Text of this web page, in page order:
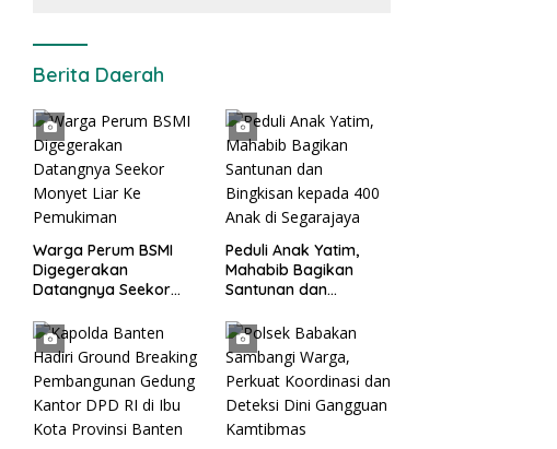
Berita Daerah
Warga Perum BSMI
Digegerakan
Datangnya Seekor
Pemukiman
Peduli Anak Yatim,
Mahabib Bagikan
Santunan dan
Anak di Segarajaya